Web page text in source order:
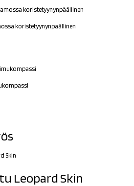
koristetyynynpäällinen
Leopard Skin